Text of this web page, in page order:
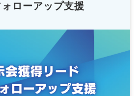
ローアップ支援